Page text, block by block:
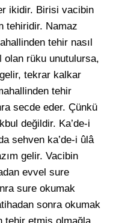
ikidir. Birisi vacibin
tehiridir. Namaz
tehir nasıl
olan rüku unutulursa,
tekrar kalkar
tehir
secde eder. Çünkü
değildir. Ka’de-i
sehven ka’de-i ûlâ
gelir. Vacibin
evvel sure
sure okumak
sonra okumak